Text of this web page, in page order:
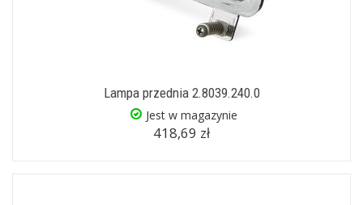
Lampa przednia 2.8039.240.0
Jest w magazynie
418,69 zł